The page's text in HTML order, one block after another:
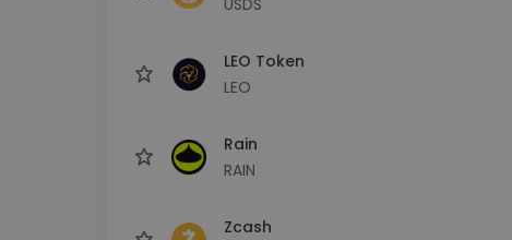
LEO Token
LEO
Rain
RAIN
Zcash